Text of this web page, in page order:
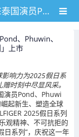
TOMMY HILFIGER携手T-WAVE泰国演员Pond、Phuwin、Gemini和Fourth庆祝 「Hilfiger假日系列」上市
、Phuwin、
上市
响力为2025假日系
时刻中尽显风采。
演员Pond、Phuwi
起新生、塑造全球
2025假日系列
观精神、不可抗拒的
日系列”，庆祝这一年